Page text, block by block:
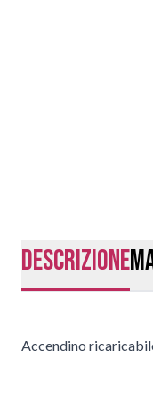
Descrizione
Accendino